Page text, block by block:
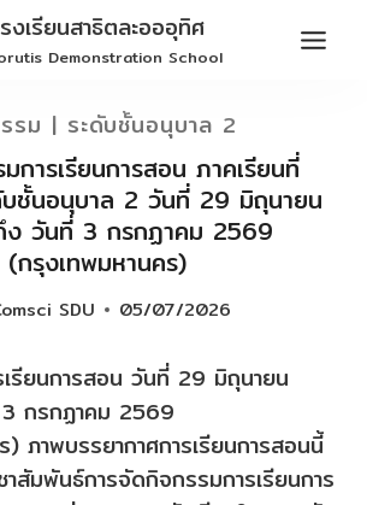
งเรียนสาธิตละอออุทิศ
Demonstration School
รม | ระดับชั้นอนุบาล 2
การเรียนการสอน ภาคเรียนที่
ชั้นอนุบาล 2 วันที่ 29 มิถุนายน
วันที่ 3 กรกฏาคม 2569
(กรุงเทพมหานคร)
SDU 05/07/2026
รียนการสอน วันที่ 29 มิถุนายน
กรกฏาคม 2569
) ภาพบรรยากาศการเรียนการสอนนี้
าสัมพันธ์การจัดกิจกรรมการเรียนการ